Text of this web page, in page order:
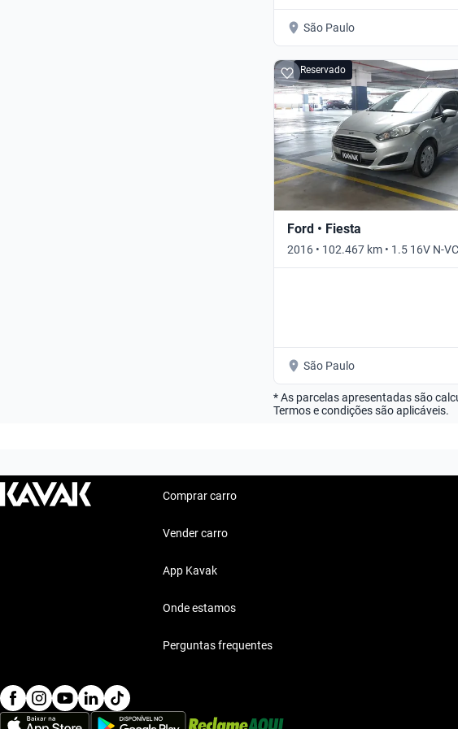
São Paulo
Reservado
Ford • Fiesta
2016 • 102.467 km • 1.5 16V N-
São Paulo
* As parcelas apresentadas são
Termos e condições são aplicáveis.
Comprar carro
Vender carro
App Kavak
Onde estamos
Perguntas frequentes